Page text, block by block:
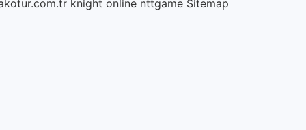
knight online nttgame Sitemap